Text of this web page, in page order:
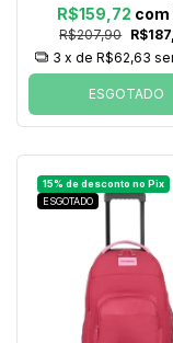
R$207,90
R$159,72 com
3 x deR$62,63
ESGOTADO
ESGOTADO